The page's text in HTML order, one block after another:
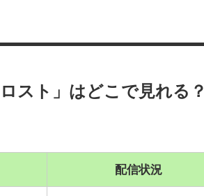
スト」はどこで見れる？
配信状況